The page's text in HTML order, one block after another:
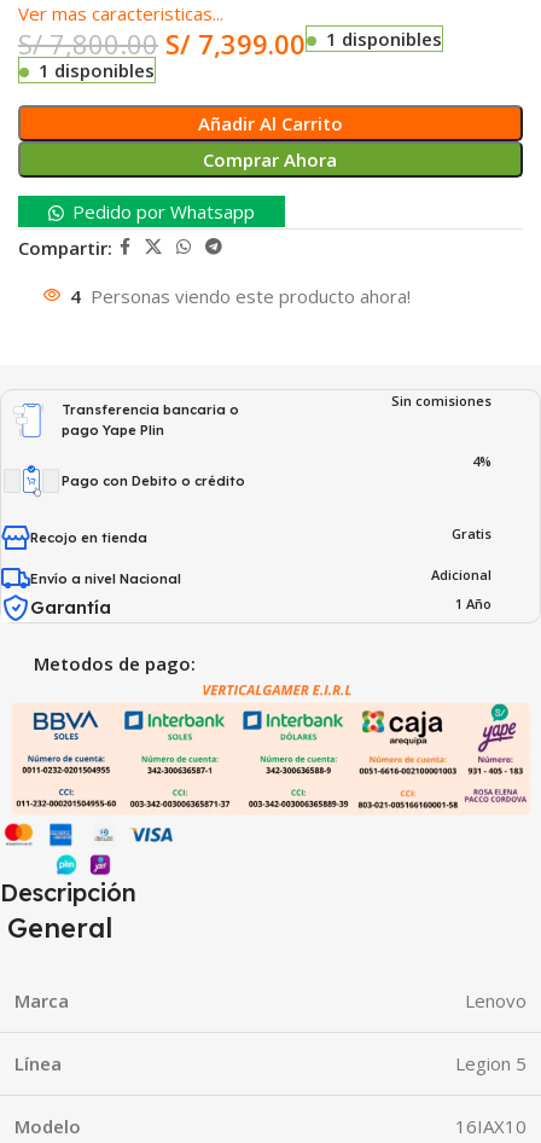
Ver mas caracteristicas...
S/7,800.00 S/ 7,399.00
1 disponibles
1 disponibles
Añadir Al Carrito
Comprar Ahora
Pedido por Whatsapp
Compartir:
4 Personas viendo este producto ahora!
Transferencia bancaria o
pago Yape Plin
Sin comisiones
Pago con Debito o crédito
4%
Recojo en tienda Gratis
Envío a nivel Nacional Adicional
Garantía 1 Año
Metodos de pago:
Descripción
General
Marca Lenovo
Línea Legion 5
Modelo 16IAX10